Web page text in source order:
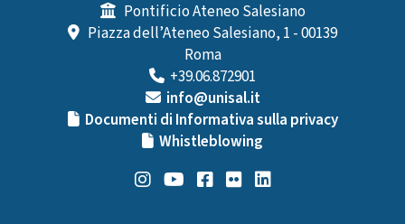
Pontificio Ateneo Salesiano
Piazza dell’Ateneo Salesiano, 1 - 00139
Roma
+39.06.872901
info@unisal.it
Documenti di Informativa sulla privacy
Whistleblowing